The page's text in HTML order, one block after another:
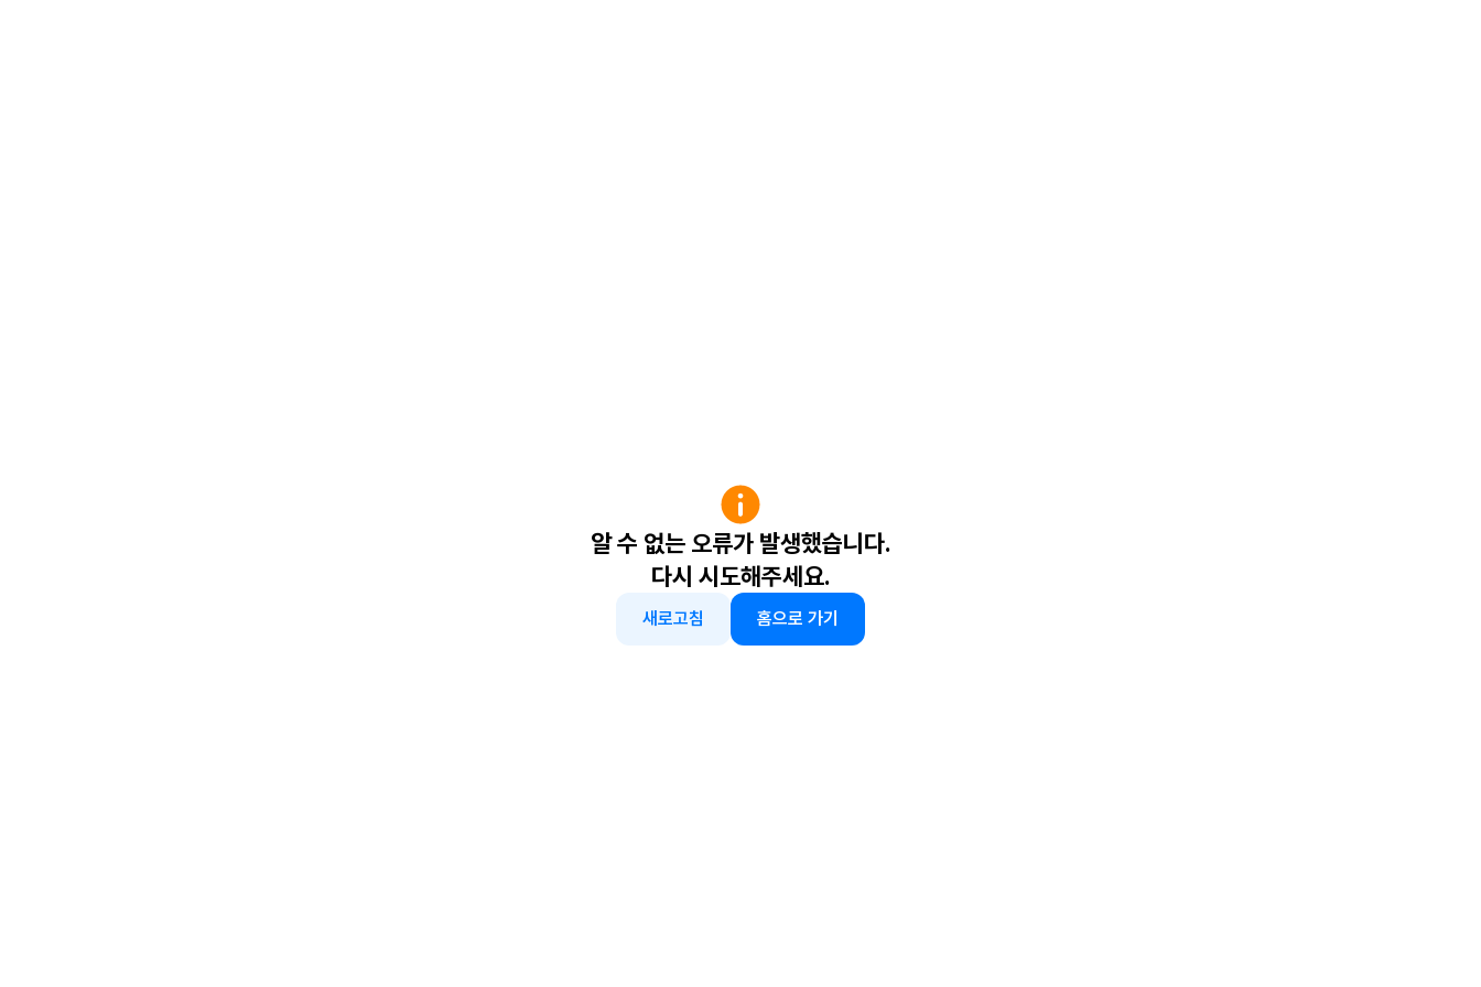
알 수 없는 오류가 발생했습니다.
다시 시도해주세요.
새로고침 홈으로 가기